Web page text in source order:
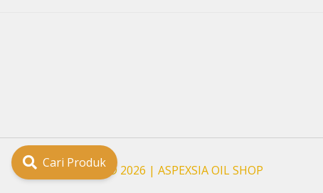
Copyright © 2026 | ASPEXSIA OIL SHOP
Cari Produk